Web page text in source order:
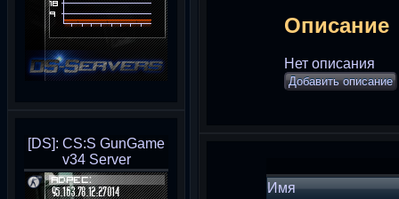
[DS]: CS:S GunGame
v34 Server
Описание
Нет описания
Добавить описание
Имя